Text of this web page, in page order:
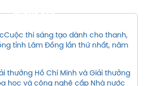
THÔNG BÁO
thi sáng tạo dành cho thanh,
tỉnh Lâm Đồng lần thứ nhất, năm
thưởng Hồ Chí Minh và Giải thưởng
học và công nghệ cấp Nhà nước